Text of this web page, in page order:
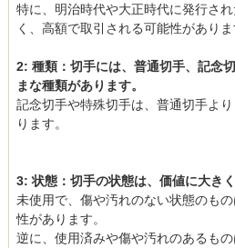
特に、明治時代や大正時代に発行さ
く、高額で取引される可能性がありま
2: 種類：切手には、普通切手、記念
まな種類があります。
記念切手や特殊切手は、普通切手よ
ります。
3: 状態：切手の状態は、価値に大きく
未使用で、傷や汚れのない状態のも
性があります。
逆に、使用済みや傷や汚れのあるも